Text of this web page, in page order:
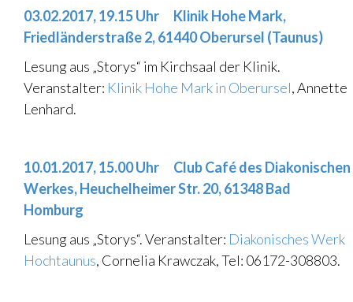
03.02.2017, 19.15 Uhr Klinik Hohe Mark,
Friedländerstraße 2, 61440 Oberursel (Taunus)
Lesung aus „Storys“ im Kirchsaal der Klinik.
Veranstalter: Klinik Hohe Mark in Oberursel, Annette
Lenhard.
10.01.2017, 15.00 Uhr Club Café des Diakonischen
Werkes, Heuchelheimer Str. 20, 61348 Bad
Homburg
Lesung aus „Storys“. Veranstalter: Diakonisches Werk
Hochtaunus, Cornelia Krawczak, Tel: 06172-308803.